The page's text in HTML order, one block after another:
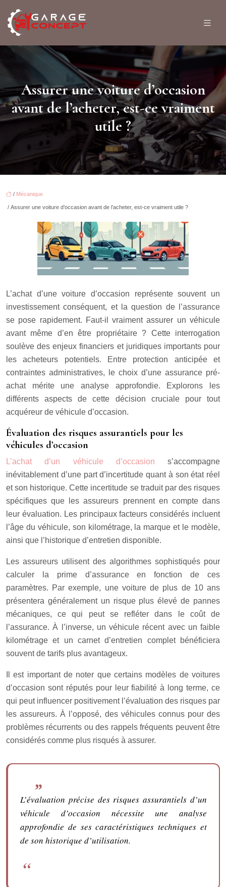
Assurer une voiture d’occasion
avant de l’acheter, est-ce vraiment
utile ?
/ Mécanique
/ Assurer une voiture d’occasion avant de l’acheter, est-ce vraiment utile ?
L’achat d’une voiture d’occasion représente souvent un
investissement conséquent, et la question de l’assurance
se pose rapidement. Faut-il vraiment assurer un véhicule
avant même d’en être propriétaire ? Cette interrogation
soulève des enjeux financiers et juridiques importants pour
les acheteurs potentiels. Entre protection anticipée et
contraintes administratives, le choix d’une assurance pré-
achat mérite une analyse approfondie. Explorons les
différents aspects de cette décision cruciale pour tout
acquéreur de véhicule d’occasion.
Évaluation des risques assurantiels pour les
véhicules d’occasion
L’achat d’un véhicule d’occasion s’accompagne
inévitablement d’une part d’incertitude quant à son état réel
et son historique. Cette incertitude se traduit par des risques
spécifiques que les assureurs prennent en compte dans
leur évaluation. Les principaux facteurs considérés incluent
l’âge du véhicule, son kilométrage, la marque et le modèle,
ainsi que l’historique d’entretien disponible.
Les assureurs utilisent des algorithmes sophistiqués pour
calculer la prime d’assurance en fonction de ces
paramètres. Par exemple, une voiture de plus de 10 ans
présentera généralement un risque plus élevé de pannes
mécaniques, ce qui peut se refléter dans le coût de
l’assurance. À l’inverse, un véhicule récent avec un faible
kilométrage et un carnet d’entretien complet bénéficiera
souvent de tarifs plus avantageux.
Il est important de noter que certains modèles de voitures
d’occasion sont réputés pour leur fiabilité à long terme, ce
qui peut influencer positivement l’évaluation des risques par
les assureurs. À l’opposé, des véhicules connus pour des
problèmes récurrents ou des rappels fréquents peuvent être
considérés comme plus risqués à assurer.
L’évaluation précise des risques assurantiels d’un
véhicule d’occasion nécessite une analyse
approfondie de ses caractéristiques techniques et
de son historique d’utilisation.